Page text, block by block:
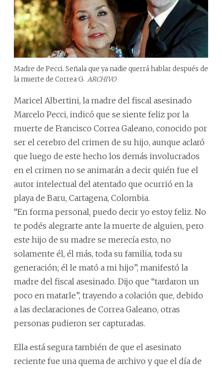
Madre de Pecci. Señala que ya nadie querrá hablar después de
la muerte de Correa G. ARCHIVO
Maricel Albertini, la madre del fiscal asesinado
Marcelo Pecci, indicó que se siente feliz por la
muerte de Francisco Correa Galeano, conocido por
ser el cerebro del crimen de su hijo, aunque aclaró
que luego de este hecho los demás involucrados
en el crimen no se animarán a decir quién fue el
autor intelectual del atentado que ocurrió en la
playa de Baru, Cartagena, Colombia.
“En forma personal, puedo decir yo estoy feliz. No
te podés alegrarte ante la muerte de alguien, pero
este hijo de su madre se merecía esto, no
solamente él, él más, toda su familia, toda su
generación; él le mató a mi hijo”, manifestó la
madre del fiscal asesinado. Dijo que “tardaron un
poco en matarle”, trayendo a colación que, debido
a las declaraciones de Correa Galeano, otras
personas pudieron ser capturadas.
Ella está segura también de que el asesinato
reciente fue una quema de archivo y que el día de